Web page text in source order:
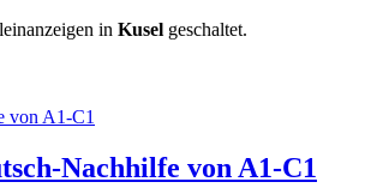
in Kusel geschaltet.
Nachhilfe von A1-C1